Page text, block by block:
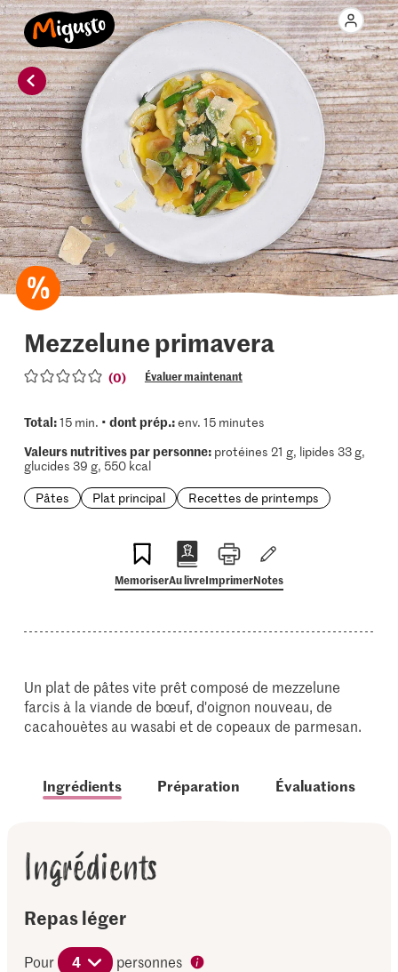
Mezzelune primavera
(0) Évaluer maintenant
Total:15 min. • dont prép.:env. 15 minutes
Valeurs nutritives par personne:protéines 21 g, lipides 33 g,
glucides 39 g, 550 kcal
Pâtes
Plat principal Recettes de printemps
MemoriserAu livreImprimerNotes
Un plat de pâtes vite prêt composé de mezzelune
farcis à la viande de bœuf, d'oignon nouveau, de
cacahouètes au wasabi et de copeaux de parmesan.
Ingrédients Préparation Évaluations
Ingrédients
Repas léger
Pour 4 personnes